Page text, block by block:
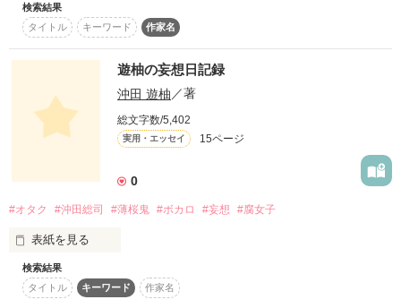
タイムスリップをしてしまい
そこは今から約150年前の
"幕末"だったのだ
そこで出会ったのは
未編集
作品を読む
検索結果
タイトル
キーワード 作家名
遊柚の妄想日記録
沖田 遊柚／著
総文字数/5,402
実用・エッセイ 15ページ
0
#オタク #沖田総司 #薄桜鬼 #ボカロ #妄想 #腐女子
表紙を見る
. 検索結果
タイトル
キーワード 作家名